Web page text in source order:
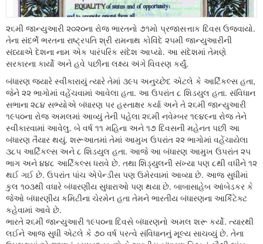
૨૬મી જાન્યુઆરી ૨૦૨૦ના રોજ ભારતનો ૭૧મો પ્રજાસત્તાક દિવસ ઉજવાયો.
તેના સંદર્ભે ભરતના રાષ્ટ્રપતિ શ્રી રામનાથ કોવિંદે ૨૫મી જાન્યુઆરીની
સંધ્યાએ દેશના નામ એક પારંપરિક સંદેશ આપ્યો. આ સંદેશમાં તેમણે
સરકારના કાર્યો અને હવે પછીના લક્ષ્ય અંગે વિવરણ કર્યું.
બંધારણ જ્યારે સ્વીકારાયું ત્યારે તેમાં ૩૯૫ અનુચ્છેદ એટલે કે આર્ટિકલ્સ હતા,
જેને ૨૨ ભાગોમાં વહેંચવામાં આવેલા હતા. આ ઉપરાંત ૮ શિડયુલ હતા. સંવિધાન
સભાના ૨૮૪ સભ્યોએ બંધારણ પર હસ્તાક્ષર કર્યા અને તે ૨૬મી જાન્યુઆરી
૧૯૫૦ના રોજ અમલમાં આવ્યું તેની પહેલા ૨૬મી નવેમ્બર ૧૯૪૯ના રોજ તેને
સ્વીકારવામાં આવેલુ. બે વર્ષ ૧૧ મહિના અને ૧૭ દિવસની મહેનત પછી આ
બંધારણ તૈયાર થયું. શરૂઆતમાં તેમાં આમુખ ઉપરાંત ૨૨ ભાગોમાં વહેંચાયેલા
૩૮૫ આર્ટિકલ્સ અને ૮ શિડયુલ હતા. આજે આ બંધારણ આમુખ ઉપરાંત ૨૫
ભાગ અને ૪૪૮ આર્ટિકલ્સ ધરાવે છે. તથા શિડ્યુલની સંખ્યા પણ ૮થી વધીને ૧૨
થઈ ગઈ છે. ઉપરાંત પાંચ એપેન્ડીસ પણ ઉમેરવામાં આવ્યા છે. આજ સુધીમાં
કુલ ૧૦૩થી વધારે બંધારણીય સુધારાઓ પણ થયા છે. બાબાસાહેબ આંબેડકર કે
જેઓ બંધારણીય કમિટીના ચેરમેન હતા તેમને ભારતીય બંધારણના આર્કિટેક્ટ
કહેવામાં આવે છે.
ભારતે ૨૬મી જાન્યુઆરી ૧૯૫૦ના દિવસે બંધારણનો અમલ શરૂ કર્યો. ત્યારથી
લઈને આજ સુધી એટલે કે ૭૦ વર્ષ પરત્વે સંવિધાનનું મૂલ્ય સાચવ્યું છે. તેના